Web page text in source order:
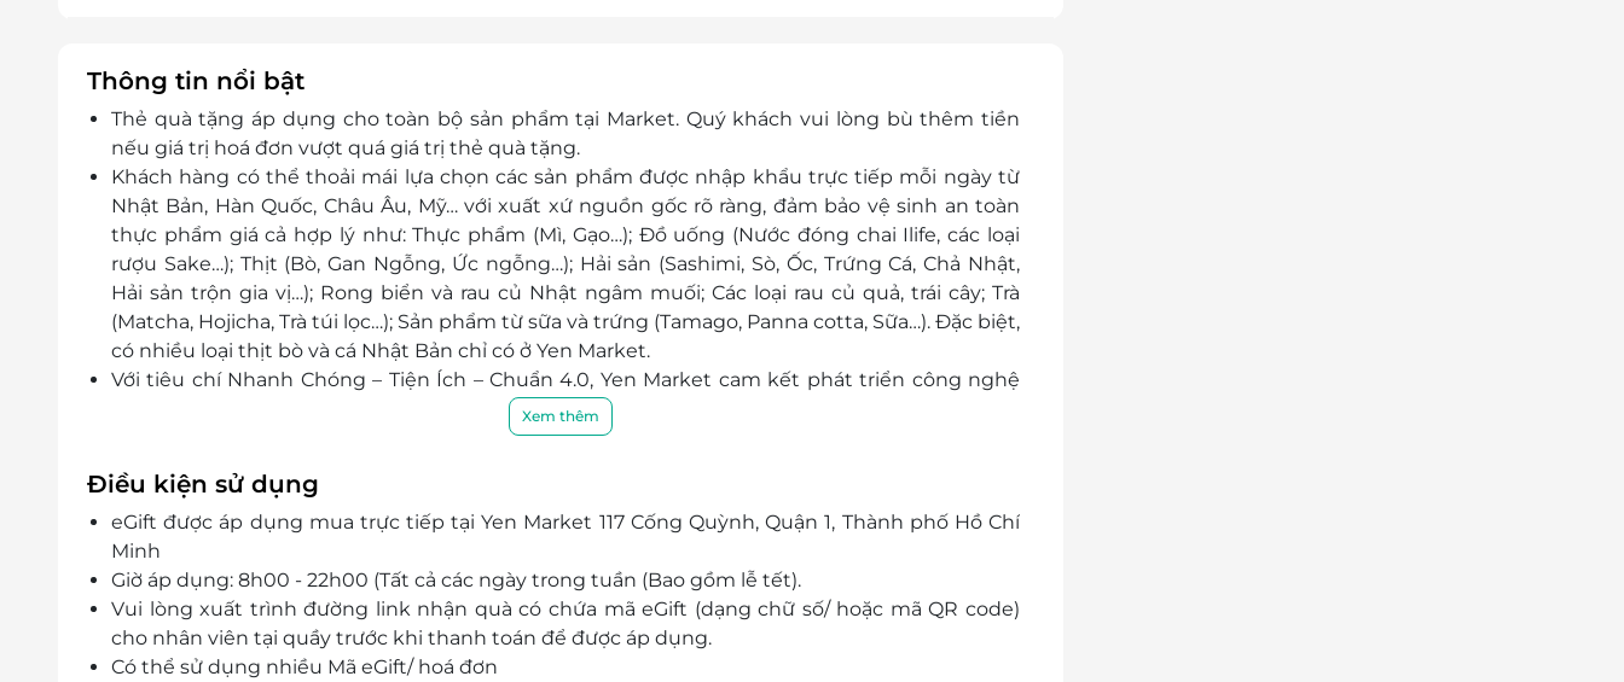
Thông tin nổi bật
Thẻ quà tặng áp dụng cho toàn bộ sản phẩm tại Market. Quý khách vui lòng bù thêm tiền
nếu giá trị hoá đơn vượt quá giá trị thẻ quà tặng.
Khách hàng có thể thoải mái lựa chọn các sản phẩm được nhập khẩu trực tiếp mỗi ngày từ
Nhật Bản, Hàn Quốc, Châu Âu, Mỹ… với xuất xứ nguồn gốc rõ ràng, đảm bảo vệ sinh an toàn
thực phẩm giá cả hợp lý như: Thực phẩm (Mì, Gạo…); Đồ uống (Nước đóng chai Ilife, các loại
rượu Sake…); Thịt (Bò, Gan Ngỗng, Ức ngỗng…); Hải sản (Sashimi, Sò, Ốc, Trứng Cá, Chả Nhật,
Hải sản trộn gia vị…); Rong biển và rau củ Nhật ngâm muối; Các loại rau củ quả, trái cây; Trà
(Matcha, Hojicha, Trà túi lọc…); Sản phẩm từ sữa và trứng (Tamago, Panna cotta, Sữa…). Đặc biệt,
có nhiều loại thịt bò và cá Nhật Bản chỉ có ở Yen Market.
Với tiêu chí Nhanh Chóng – Tiện Ích – Chuẩn 4.0, Yen Market cam kết phát triển công nghệ
trong dịch vụ chăm sóc khách hàng để tạo trải nghiệm mua hàng tốt nhất cho khách hàng.
Xem thêm
Điều kiện sử dụng
eGift được áp dụng mua trực tiếp tại Yen Market 117 Cống Quỳnh, Quận 1, Thành phố Hồ Chí
Minh
Giờ áp dụng: 8h00 - 22h00 (Tất cả các ngày trong tuần (Bao gồm lễ tết).
Vui lòng xuất trình đường link nhận quà có chứa mã eGift (dạng chữ số/ hoặc mã QR code)
cho nhân viên tại quầy trước khi thanh toán để được áp dụng.
Có thể sử dụng nhiều Mã eGift/ hoá đơn